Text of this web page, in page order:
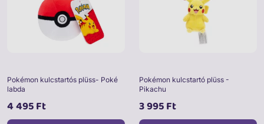
Pokémon kulcstartós plüss- Poké
labda
4 495 Ft
Pokémon kulcstartó plüss -
Pikachu
3 995 Ft